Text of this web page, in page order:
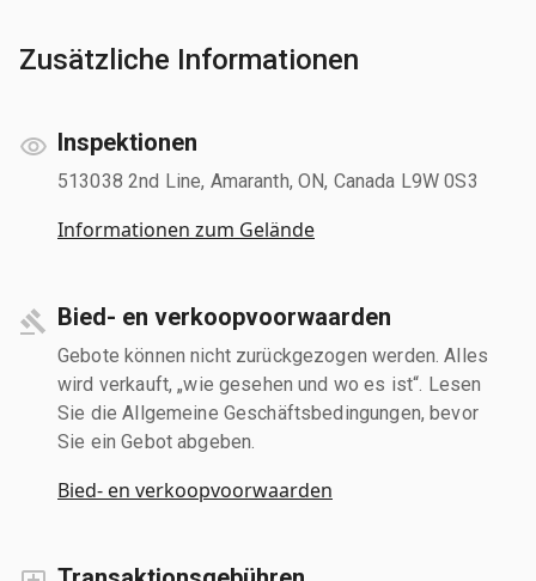
Zusätzliche Informationen
Inspektionen
513038 2nd Line, Amaranth, ON, Canada L9W 0S3
Informationen zum Gelände
Bied- en verkoopvoorwaarden
Gebote können nicht zurückgezogen werden. Alles
wird verkauft, „wie gesehen und wo es ist“. Lesen
Sie die Allgemeine Geschäftsbedingungen, bevor
Sie ein Gebot abgeben.
Bied- en verkoopvoorwaarden